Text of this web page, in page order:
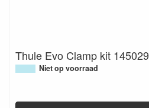
Thule Evo Clamp kit 145029
Niet op voorraad